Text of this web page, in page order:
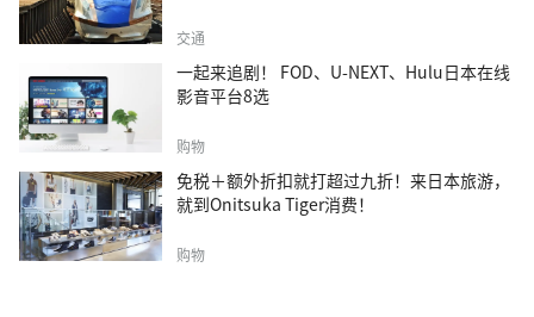
交通
一起来追剧！ FOD、U-NEXT、Hulu日本在线
影音平台8选
购物
免税＋额外折扣就打超过九折！来日本旅游，
就到Onitsuka Tiger消费！
购物